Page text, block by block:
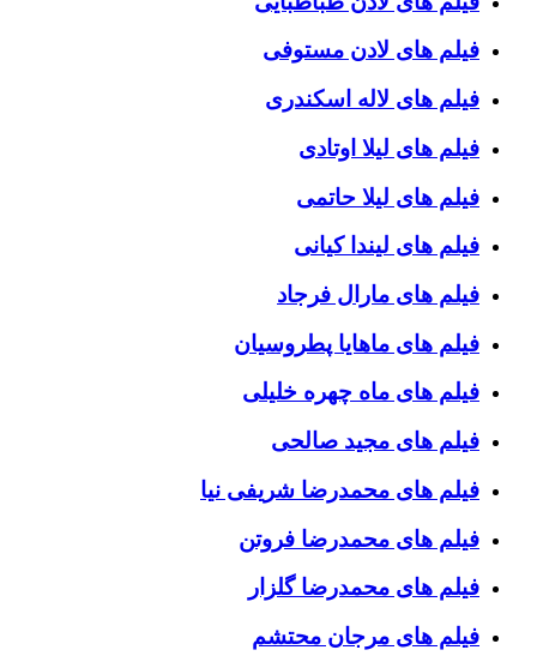
فیلم های لادن مستوفی
فیلم های لاله اسکندری
فیلم های لیلا اوتادی
فیلم های لیلا حاتمی
فیلم های لیندا کیانی
فیلم های مارال فرجاد
فیلم های ماهایا پطروسیان
فیلم های ماه چهره خلیلی
فیلم های مجید صالحی
فیلم های محمدرضا شریفی نیا
فیلم های محمدرضا فروتن
فیلم های محمدرضا گلزار
فیلم های مرجان محتشم